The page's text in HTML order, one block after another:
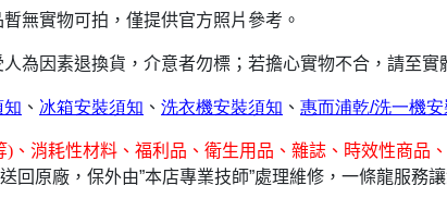
無實物可拍，僅提供官方照片參考。
為因素退換貨，介意者勿標；若擔心實物不合，請至實
知 、 冰箱安裝須知 、 洗衣機安裝須知 、 惠而浦乾/洗一機安
)、消耗性材料、福利品、衛生用品、雜誌、時效性商品
原廠，保外由”本店專業技師”處理維修，一條龍服務讓